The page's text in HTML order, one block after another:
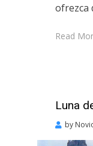
ofrezca
Read
Luna
by